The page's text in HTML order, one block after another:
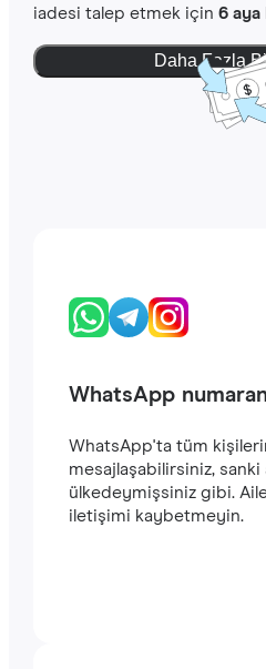
iadesi talep etmek için 6 aya
Daha Fazla
WhatsApp
WhatsApp'ta tüm
mesajlaşabilirsiniz, sanki
ülkedeymişsiniz gibi. Aile
iletişimi kaybetmeyin.